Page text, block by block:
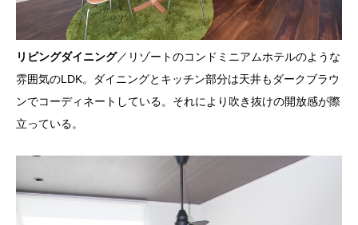
リビングダイニング／リゾートのコンドミニアムホテルのような
雰囲気のLDK。ダイニングとキッチン部分は天井もダークブラウ
ンでコーディネートしている。それにより吹き抜けの開放感が際
立っている。